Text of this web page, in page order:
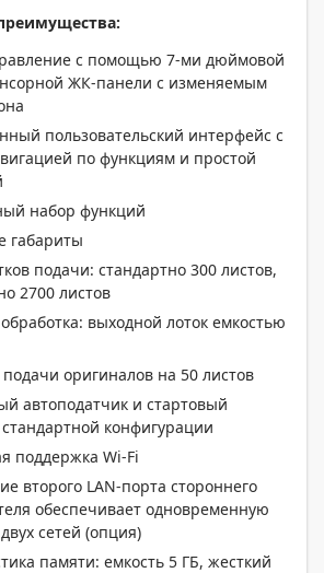
с помощью 7-ми дюймовой
ЖК-панели с изменяемым
пользовательский интерфейс с
по функциям и простой
набор функций
габариты
подачи: стандартно 300 листов,
2700 листов
выходной лоток емкостью
подачи оригиналов на 50 листов
автоподатчик и стартовый
конфигурации
поддержка Wi-Fi
второго LAN-порта стороннего
обеспечивает одновременную
сетей (опция)
памяти: емкость 5 ГБ, жесткий